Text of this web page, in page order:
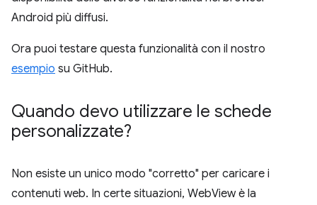
Android più diffusi.
Ora puoi testare questa funzionalità con il nostro
esempio su GitHub.
Quando devo utilizzare le schede
personalizzate?
Non esiste un unico modo "corretto" per caricare i
contenuti web. In certe situazioni, WebView è la